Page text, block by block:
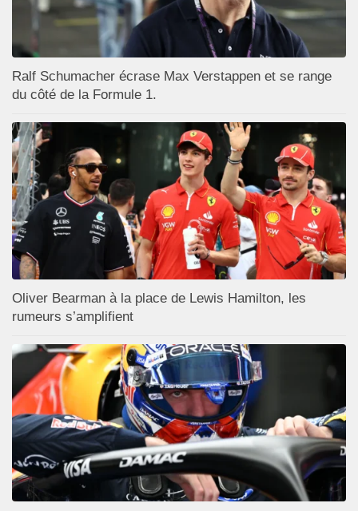
Ralf Schumacher écrase Max Verstappen et se range
du côté de la Formule 1.
Oliver Bearman à la place de Lewis Hamilton, les
rumeurs s’amplifient